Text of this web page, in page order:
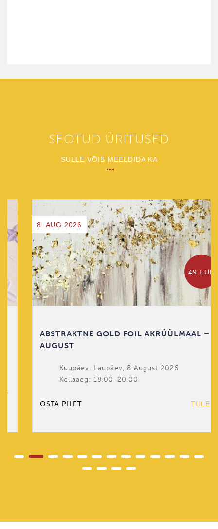
SEOTUD ÜRITUSED
SULLE VÕIB MEELDIDA KA
8. AUG 2026
49 EUR
ABSTRAKTNE GOLD FOIL AKRÜÜLMAAL – 8
AUGUST
Kuupäev: Laupäev, 8 August 2026
Kellaaeg: 18.00-20.00
OSTA PILET TULEMAS